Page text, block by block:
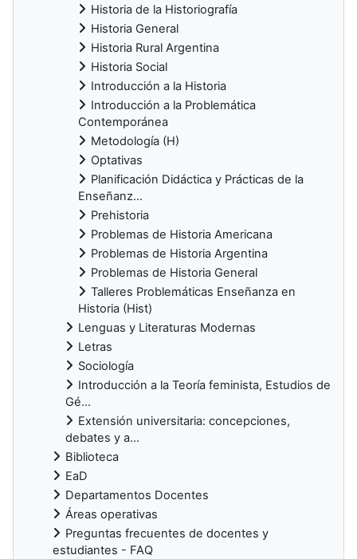
Historia de la Historiografía
Historia General
Historia Rural Argentina
Historia Social
Introducción a la Historia
Introducción a la Problemática
Contemporánea
Metodología (H)
Optativas
Planificación Didáctica y Prácticas de la
Enseñanz...
Prehistoria
Problemas de Historia Americana
Problemas de Historia Argentina
Problemas de Historia General
Talleres Problemáticas Enseñanza en
Historia (Hist)
Lenguas y Literaturas Modernas
Letras
Sociología
Introducción a la Teoría feminista, Estudios de
Gé...
Extensión universitaria: concepciones,
debates y a...
Biblioteca
EaD
Departamentos Docentes
Áreas operativas
Preguntas frecuentes de docentes y
estudiantes - FAQ